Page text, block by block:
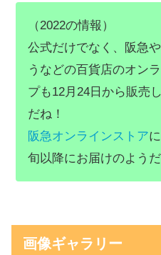
（2022の情報）
公式だけでなく、阪急
うなどの百貨店のオン
プも12月24日から販売
だね！
阪急オンラインストア
旬以降にお届けのようだ
画像ギャラリー